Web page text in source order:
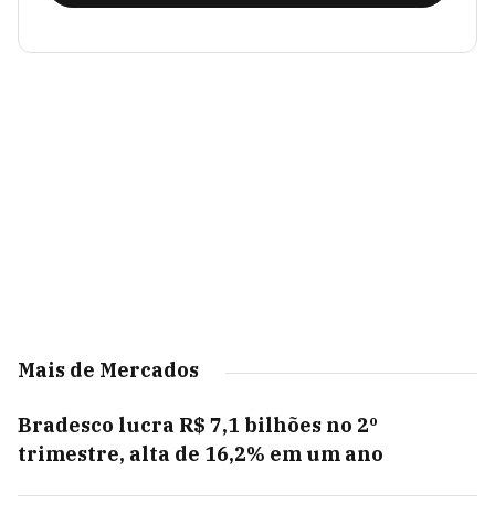
Mais de Mercados
Bradesco lucra R$ 7,1 bilhões no 2º
trimestre, alta de 16,2% em um ano